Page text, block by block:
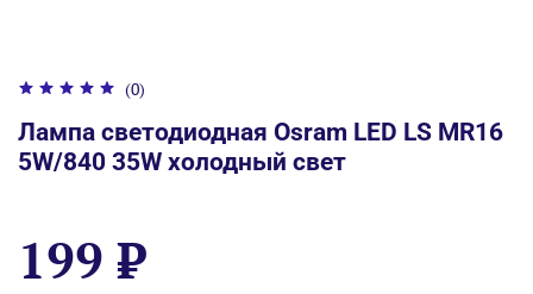
(0)
Лампа светодиодная Osram LED LS MR16
5W/840 35W холодный свет
199 ₽